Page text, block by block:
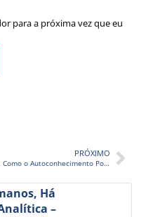
para a próxima vez que eu
PRÓXIMO
Como o Autoconhecimento Pode Ajudar O Mundo – TV STOP 95
Há
–